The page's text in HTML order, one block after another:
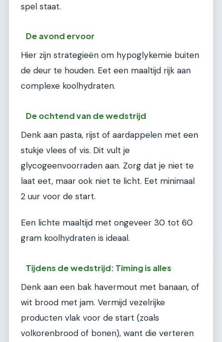
spel staat.
De avond ervoor
Hier zijn strategieën om hypoglykemie buiten
de deur te houden. Eet een maaltijd rijk aan
complexe koolhydraten.
De ochtend van de wedstrijd
Denk aan pasta, rijst of aardappelen met een
stukje vlees of vis. Dit vult je
glycogeenvoorraden aan. Zorg dat je niet te
laat eet, maar ook niet te licht. Eet minimaal
2 uur voor de start.
Een lichte maaltijd met ongeveer 30 tot 60
gram koolhydraten is ideaal.
Tijdens de wedstrijd: Timing is alles
Denk aan een bak havermout met banaan, of
wit brood met jam. Vermijd vezelrijke
producten vlak voor de start (zoals
volkorenbrood of bonen), want die verteren